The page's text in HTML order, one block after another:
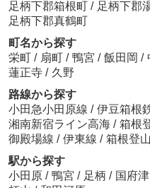
足柄下郡箱根町 / 足柄下郡
足柄下郡真鶴町
町名から探す
栄町 / 扇町 / 鴨宮 / 飯田岡 /
蓮正寺 / 久野
路線から探す
小田急小田原線 / 伊豆箱根
湘南新宿ライン高海 / 箱根
御殿場線 / 伊東線 / 箱根登
駅から探す
小田原 / 鴨宮 / 足柄 / 国府津